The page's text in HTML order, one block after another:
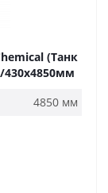
(Танк
4850 мм